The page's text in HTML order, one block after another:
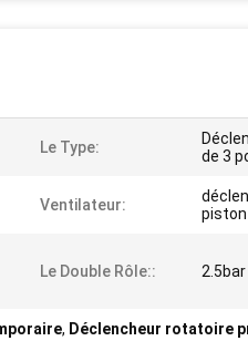
Le Type:
de 3
Ventilateur:
piston
Le Double Rôle::
, Déclencheur rotatoire